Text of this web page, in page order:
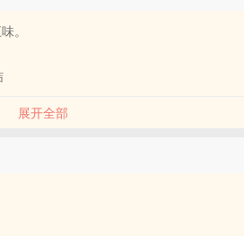
。
展开全部